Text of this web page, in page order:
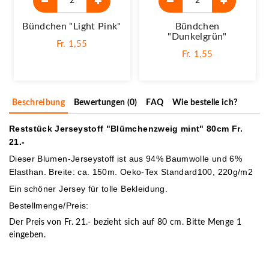
Bündchen "light Pink"
Fr. 1,55
Bündchen
"dunkelgrün"
Fr. 1,55
Beschreibung Bewertungen (0) FAQ Wie bestelle ich?
Reststück Jerseystoff "Blümchenzweig mint" 80cm Fr.
21.-
Dieser Blumen-Jerseystoff ist aus 94% Baumwolle und 6%
Elasthan. Breite: ca. 150m. Oeko-Tex Standard100, 220g/m2
Ein schöner Jersey für tolle Bekleidung.
Bestellmenge/Preis:
Der Preis von Fr. 21.- bezieht sich auf 80 cm. Bitte Menge 1
eingeben.